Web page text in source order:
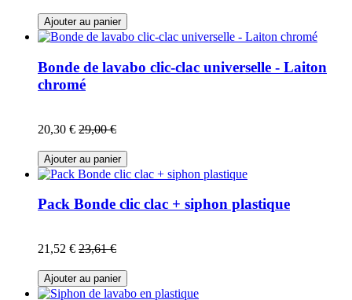
Ajouter au panier
Bonde de lavabo clic-clac universelle - Laiton
chromé
20,30 € 29,00 €
Ajouter au panier
Pack Bonde clic clac + siphon plastique
21,52 € 23,61 €
Ajouter au panier